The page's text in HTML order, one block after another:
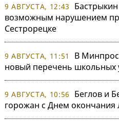
9 АВГУСТА, 12:43
возможным нарушением
Сестрорецке
9 АВГУСТА, 11:51
В
новый перечень школьных
9 АВГУСТА, 10:56
Беглов и
горожан с Днем окончания